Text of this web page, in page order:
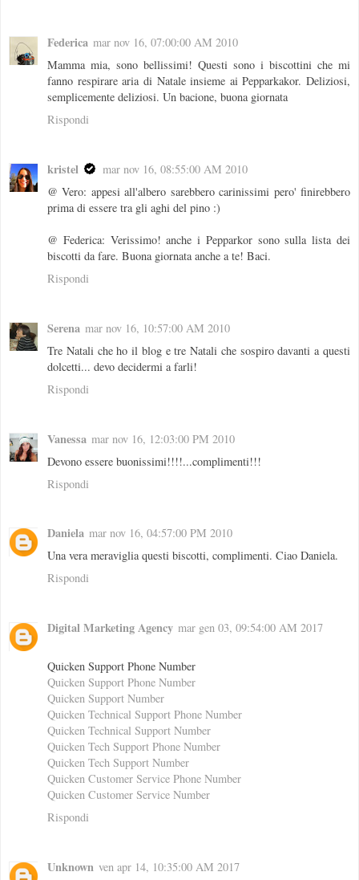
Federica mar nov 16, 07:00:00 AM 2010
Mamma mia, sono bellissimi! Questi sono i biscottini che mi
fanno respirare aria di Natale insieme ai Pepparkakor. Deliziosi,
semplicemente deliziosi. Un bacione, buona giornata
Rispondi
kristel
mar nov 16, 08:55:00 AM 2010
@ Vero: appesi all'albero sarebbero carinissimi pero' finirebbero
prima di essere tra gli aghi del pino :)
@ Federica: Verissimo! anche i Pepparkor sono sulla lista dei
biscotti da fare. Buona giornata anche a te! Baci.
Rispondi
Serena mar nov 16, 10:57:00 AM 2010
Tre Natali che ho il blog e tre Natali che sospiro davanti a questi
dolcetti... devo decidermi a farli!
Rispondi
Vanessa mar nov 16, 12:03:00 PM 2010
Devono essere buonissimi!!!!...complimenti!!!
Rispondi
Daniela mar nov 16, 04:57:00 PM 2010
Una vera meraviglia questi biscotti, complimenti. Ciao Daniela.
Rispondi
Digital Marketing Agency mar gen 03, 09:54:00 AM 2017
Quicken Support Phone Number
Quicken Support Phone Number
Quicken Support Number
Quicken Technical Support Phone Number
Quicken Technical Support Number
Quicken Tech Support Phone Number
Quicken Tech Support Number
Quicken Customer Service Phone Number
Quicken Customer Service Number
Rispondi
Unknown ven apr 14, 10:35:00 AM 2017